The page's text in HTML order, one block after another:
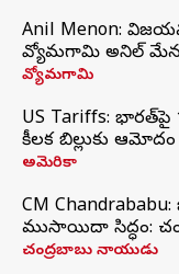
Anil Menon:
వ్యోమగామి అనిల్‌
వ్యోమగామి
US Tariffs:
కీలక బిల్లుకు ఆమోదం
అమెరికా
CM Chandrababu:
ముసాయిదా సిద్ధం:
చంద్రబాబు నాయుడు